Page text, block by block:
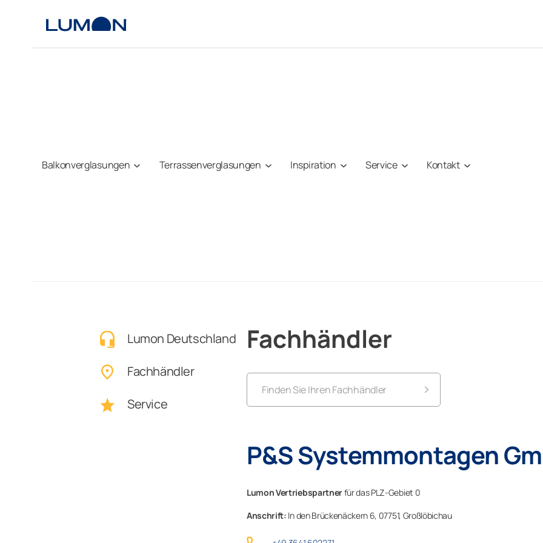
Balkonverglasungen Terrassenverglasungen Inspiration Service Kontakt
Lumon Deutschland
Fachhändler
Service
Fachhändler
Finden Sie Ihren Fachhändler
Lumon in Bayern
Lumon in Berlin
Lumon in Brandenburg
P&S Systemmontagen
Lumon Vertriebspartnerfür das PLZ-Gebiet 0
Anschrift: In den Brückenäckern 6, 07751, Großlöbichau